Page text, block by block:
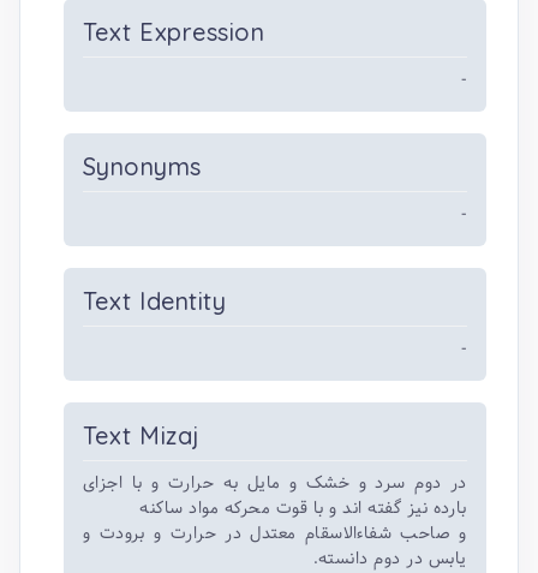
Text Expression
-
Synonyms
-
Text Identity
-
Text Mizaj
در دوم سرد و خشک و مایل به حرارت و با اجزای
بارده نیز گفته اند و با قوت محرکه مواد ساکنه
و صاحب شفاءالاسقام معتدل در حرارت و برودت و
یابس در دوم دانسته.